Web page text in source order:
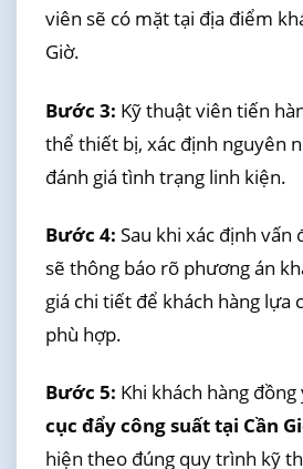
viên sẽ có mặt tại địa điểm
Giờ.
Bước 3: Kỹ thuật viên tiến
thể thiết bị, xác định nguyên
đánh giá tình trạng linh kiện.
Bước 4: Sau khi xác định vấn
sẽ thông báo rõ phương án
giá chi tiết để khách hàng lựa
phù hợp.
Bước 5: Khi khách hàng
cục đẩy công suất tại Cần
hiện theo đúng quy trình kỹ